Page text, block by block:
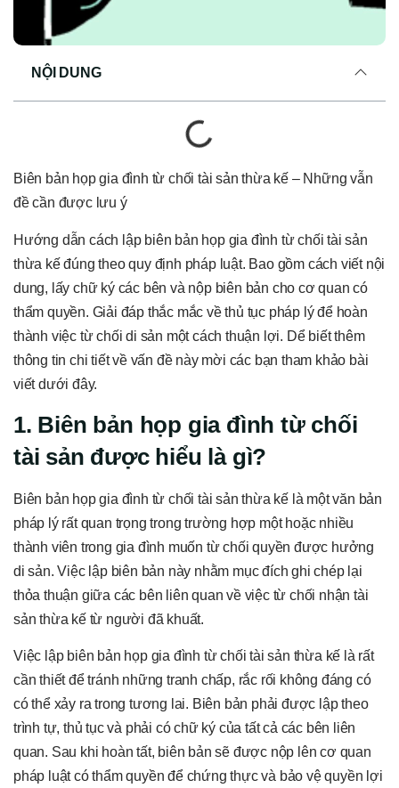
NỘI DUNG
Biên bản họp gia đình từ chối tài sản thừa kế – Những vẫn
đề cần được lưu ý
Hướng dẫn cách lập biên bản họp gia đình từ chối tài sản
thừa kế đúng theo quy định pháp luật. Bao gồm cách viết nội
dung, lấy chữ ký các bên và nộp biên bản cho cơ quan có
thẩm quyền. Giải đáp thắc mắc về thủ tục pháp lý để hoàn
thành việc từ chối di sản một cách thuận lợi. Dể biết thêm
thông tin chi tiết về vấn đề này mời các bạn tham khảo bài
viết dưới đây.
1. Biên bản họp gia đình từ chối
tài sản được hiểu là gì?
Biên bản họp gia đình từ chối tài sản thừa kế là một văn bản
pháp lý rất quan trọng trong trường hợp một hoặc nhiều
thành viên trong gia đình muốn từ chối quyền được hưởng
di sản. Việc lập biên bản này nhằm mục đích ghi chép lại
thỏa thuận giữa các bên liên quan về việc từ chối nhận tài
sản thừa kế từ người đã khuất.
Việc lập biên bản họp gia đình từ chối tài sản thừa kế là rất
cần thiết để tránh những tranh chấp, rắc rối không đáng có
có thể xảy ra trong tương lai. Biên bản phải được lập theo
trình tự, thủ tục và phải có chữ ký của tất cả các bên liên
quan. Sau khi hoàn tất, biên bản sẽ được nộp lên cơ quan
pháp luật có thẩm quyền để chứng thực và bảo vệ quyền lợi